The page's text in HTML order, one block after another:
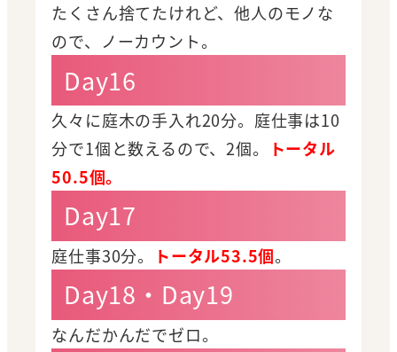
たくさん捨てたけれど、他人のモノな
ので、ノーカウント。
Day16
久々に庭木の手入れ20分。庭仕事は10
分で1個と数えるので、2個。
トータル
50.5個。
Day17
庭仕事30分。 トータル53.5個。
Day18・Day19
なんだかんだでゼロ。